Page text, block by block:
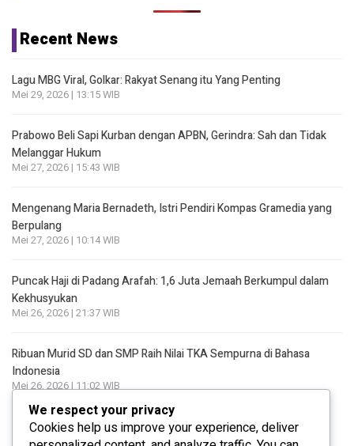
Recent News
Lagu MBG Viral, Golkar: Rakyat Senang itu Yang Penting
Mei 29, 2026 | 13:15 WIB
Prabowo Beli Sapi Kurban dengan APBN, Gerindra: Sah dan Tidak
Melanggar Hukum
Mei 27, 2026 | 15:43 WIB
Mengenang Maria Bernadeth, Istri Pendiri Kompas Gramedia yang
Berpulang
Mei 27, 2026 | 10:14 WIB
Puncak Haji di Padang Arafah: 1,6 Juta Jemaah Berkumpul dalam
Kekhusyukan
Mei 26, 2026 | 21:37 WIB
Ribuan Murid SD dan SMP Raih Nilai TKA Sempurna di Bahasa
Indonesia
Mei 26, 2026 | 11:02 WIB
We respect your privacy
Cookies help us improve your experience, deliver